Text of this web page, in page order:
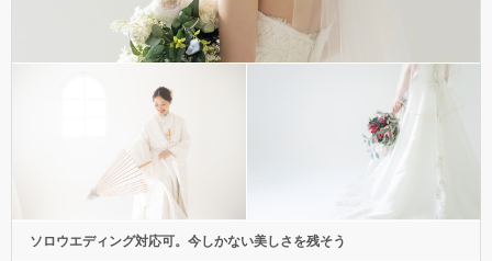
ソロウエディング対応可。今しかない美しさを残そう